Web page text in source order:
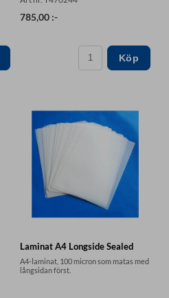
785,00 :-
Köp
Laminat A4 Longside Sealed
A4-laminat, 100 micron som matas med
långsidan först.